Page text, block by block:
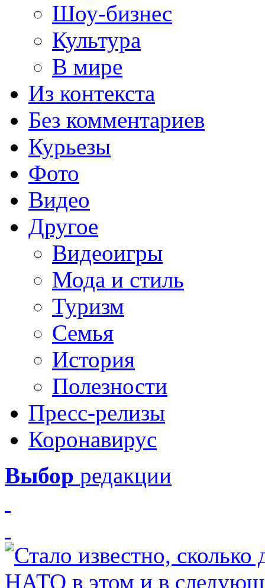
Шоу-бизнес
Культура
В мире
Из контекста
Без комментариев
Курьезы
Фото
Видео
Другое
Видеоигры
Мода и стиль
Туризм
Семья
История
Полезности
Пресс-релизы
Коронавирус
Выбор редакции